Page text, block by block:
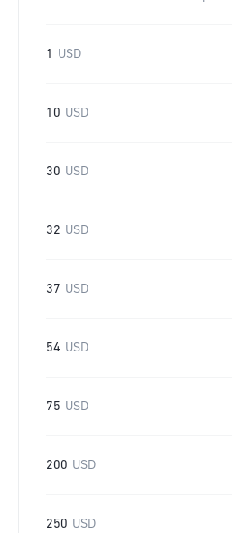
1 USD
10 USD
30 USD
32 USD
37 USD
54 USD
75 USD
200 USD
250 USD